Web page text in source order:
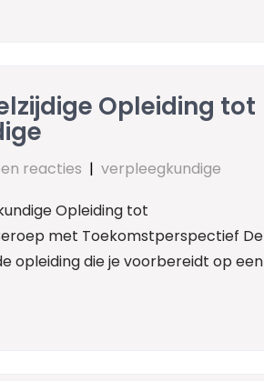
Opleiding tot
reacties | verpleegkundige
Opleiding tot
met Toekomstperspectief De
opleiding die je voorbereidt op een